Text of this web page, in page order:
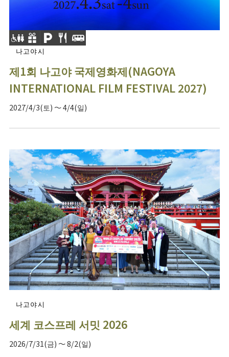
나고야시
제1회 나고야 국제영화제(NAGOYA
INTERNATIONAL FILM FESTIVAL 2027)
2027/4/3(토) ～ 4/4(일)
나고야시
세계 코스프레 서밋 2026
2026/7/31(금) ～ 8/2(일)